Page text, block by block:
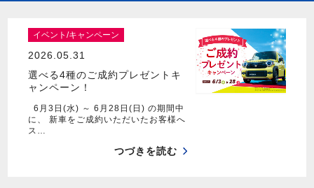
イベント/キャンペーン
2026.05.31
選べる4種のご成約プレゼントキ
ャンペーン！
6月3日(水) ～ 6月28日(日) の期間中
に、 新車をご成約いただいたお客様へ
ス…
つづきを読む